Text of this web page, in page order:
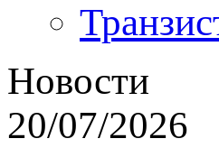
Новости
20/07/2026